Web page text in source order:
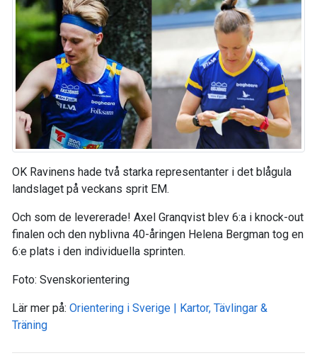
OK Ravinens hade två starka representanter i det blågula
landslaget på veckans sprit EM.
Och som de levererade! Axel Granqvist blev 6:a i knock-out
finalen och den nyblivna 40-åringen Helena Bergman tog en
6:e plats i den individuella sprinten.
Foto: Svenskorientering
Lär mer på: Orientering i Sverige | Kartor, Tävlingar &
Träning